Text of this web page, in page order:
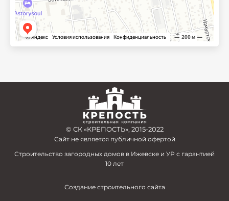
© СК «КРЕПОСТЬ», 2015-2022
Сайт не является публичной офертой
Строительство загородных домов в Ижевске и УР с гарантией
10 лет
Создание строительного сайта